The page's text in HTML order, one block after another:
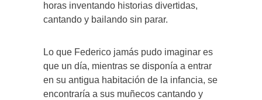
horas inventando historias divertidas,
cantando y bailando sin parar.
Lo que Federico jamás pudo imaginar es
que un día, mientras se disponía a entrar
en su antigua habitación de la infancia, se
encontraría a sus muñecos cantando y